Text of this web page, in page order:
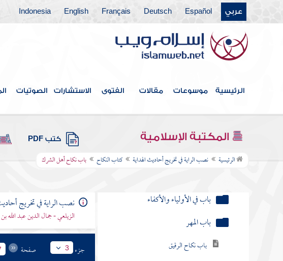
عربي Español
Deutsch
Français
English
Indonesia
الرئيسية موسوعات مقالات الفتوى الاستشارات الصوتيات
المكتبة الإسلامية كتب PDF
الرئيسية نصب الراية في تخريج أحاديث الهداية كتاب النكاح باب نكاح أهل الشرك
كتاب الصلاة
باب الجنائز
باب الصلاة في الكعبة
كتاب الزكاة
كتاب الصيام
كتاب الحج
كتاب النكاح
باب في الأولياء والأكفاء
باب المهر
باب نكاح الرقيق
نصب الراية في تخريج
الزيلعي - جمال الدين عبد الله
جزء 3 صفحة